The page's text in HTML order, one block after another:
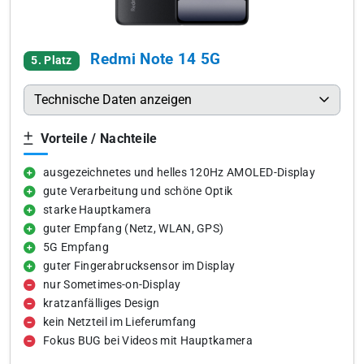
5. Platz Redmi Note 14 5G
Technische Daten anzeigen
Vorteile / Nachteile
ausgezeichnetes und helles 120Hz AMOLED-Display
gute Verarbeitung und schöne Optik
starke Hauptkamera
guter Empfang (Netz, WLAN, GPS)
5G Empfang
guter Fingerabrucksensor im Display
nur Sometimes-on-Display
kratzanfälliges Design
kein Netzteil im Lieferumfang
Fokus BUG bei Videos mit Hauptkamera